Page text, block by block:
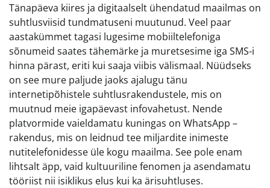
Tänapäeva kiires ja digitaalselt ühendatud maailmas on
suhtlusviisid tundmatuseni muutunud. Veel paar
aastakümmet tagasi lugesime mobiiltelefoniga
sõnumeid saates tähemärke ja muretsesime iga SMS-i
hinna pärast, eriti kui saaja viibis välismaal. Nüüdseks
on see mure paljude jaoks ajalugu tänu
internetipõhistele suhtlusrakendustele, mis on
muutnud meie igapäevast infovahetust. Nende
platvormide vaieldamatu kuningas on WhatsApp –
rakendus, mis on leidnud tee miljardite inimeste
nutitelefonidesse üle kogu maailma. See pole enam
lihtsalt äpp, vaid kultuuriline fenomen ja asendamatu
tööriist nii isiklikus elus kui ka ärisuhtluses.